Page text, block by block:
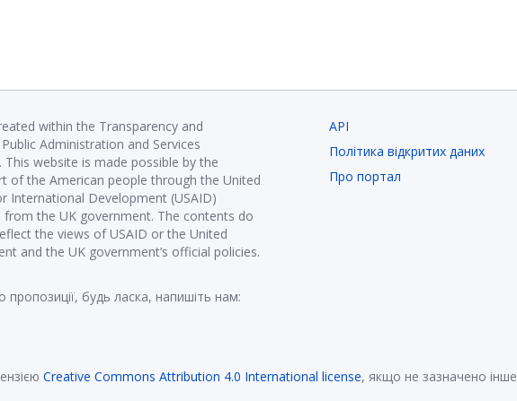
within the Transparency and
Administration and Services
This website is made possible by the
of the American people through the United
International Development (USAID)
from the UK government. The contents do
the views of USAID or the United
and the UK government’s official policies.
будь ласка, напишіть нам:
API
Політика відкритих даних
Про портал
Creative Commons Attribution 4.0 International license, якщо не зазначено інше